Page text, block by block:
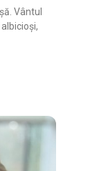
Vântul